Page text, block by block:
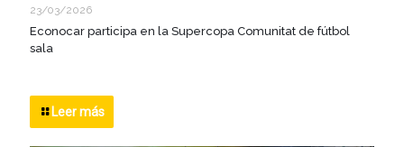
23/03/2026
Econocar participa en la Supercopa Comunitat de fútbol
sala
Leer más